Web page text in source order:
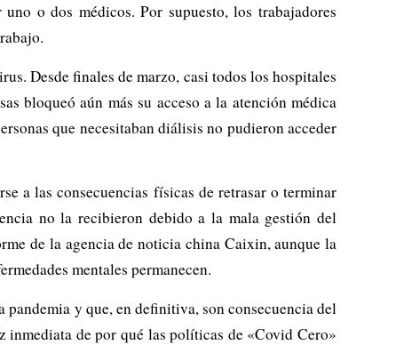
o dos médicos. Por supuesto, los trabajadores
Desde finales de marzo, casi todos los hospitales
bloqueó aún más su acceso a la atención médica
que necesitaban diálisis no pudieron acceder
a las consecuencias físicas de retrasar o terminar
no la recibieron debido a la mala gestión del
de la agencia de noticia china Caixin, aunque la
mentales permanecen.
pandemia y que, en definitiva, son consecuencia del
de por qué las políticas de «Covid Cero»